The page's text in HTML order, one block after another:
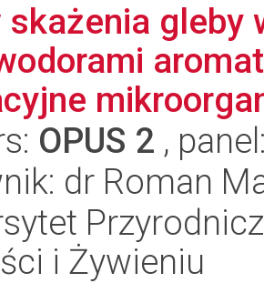
skażenia
OPUS 2 ,
dr Roman
i Żywieniu